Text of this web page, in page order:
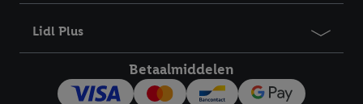
Lidl Plus
Betaalmiddelen